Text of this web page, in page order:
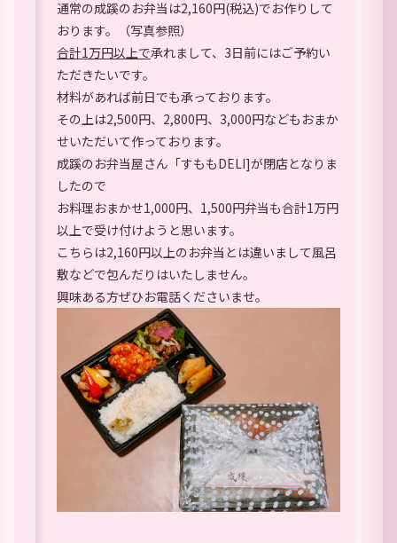
通常の成蹊のお弁当は2,160円(税込)でお作りして
おります。（写真参照）
合計1万円以上で承れまして、3日前にはご予約い
ただきたいです。
材料があれば前日でも承っております。
その上は2,500円、2,800円、3,000円などもおまか
せいただいて作っております。
成蹊のお弁当屋さん「すももDELI]が閉店となりま
したので
お料理おまかせ1,000円、1,500円弁当も合計1万円
以上で受け付けようと思います。
こちらは2,160円以上のお弁当とは違いまして風呂
敷などで包んだりはいたしません。
興味ある方ぜひお電話くださいませ。